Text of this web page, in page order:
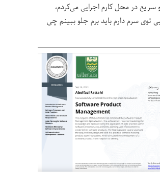
سریع در محل کارم اجرایی می‌کردم،
توی سرم دارم باید برم جلو ببینم چی